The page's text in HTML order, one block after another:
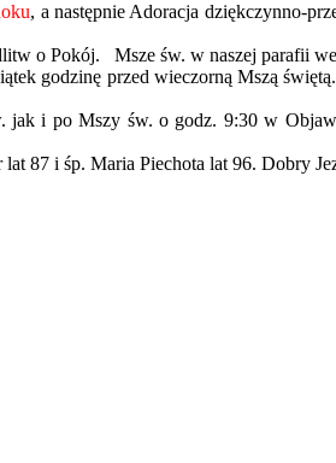
, a następnie Adoracja dziękczynno-
o Pokój. Msze św. w naszej parafii
godzinę przed wieczorną Mszą
jak i po Mszy św. o godz. 9:30 w
87 i śp. Maria Piechota lat 96. Dobry